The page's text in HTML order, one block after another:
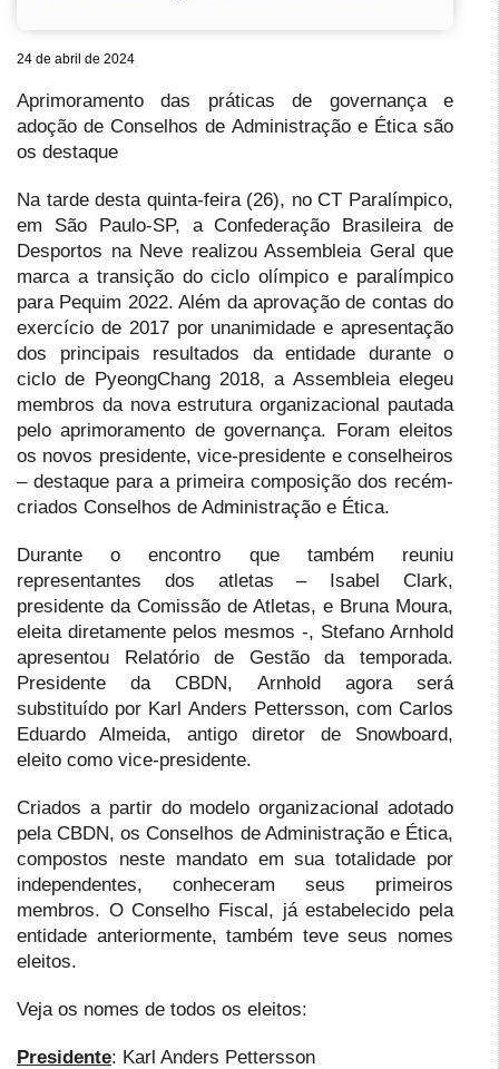
24 de abril de 2024
Aprimoramento das práticas de governança e
adoção de Conselhos de Administração e Ética são
os destaque
Na tarde desta quinta-feira (26), no CT Paralímpico,
em São Paulo-SP, a Confederação Brasileira de
Desportos na Neve realizou Assembleia Geral que
marca a transição do ciclo olímpico e paralímpico
para Pequim 2022. Além da aprovação de contas do
exercício de 2017 por unanimidade e apresentação
dos principais resultados da entidade durante o
ciclo de PyeongChang 2018, a Assembleia elegeu
membros da nova estrutura organizacional pautada
pelo aprimoramento de governança. Foram eleitos
os novos presidente, vice-presidente e conselheiros
– destaque para a primeira composição dos recém-
criados Conselhos de Administração e Ética.
Durante o encontro que também reuniu
representantes dos atletas – Isabel Clark,
presidente da Comissão de Atletas, e Bruna Moura,
eleita diretamente pelos mesmos -, Stefano Arnhold
apresentou Relatório de Gestão da temporada.
Presidente da CBDN, Arnhold agora será
substituído por Karl Anders Pettersson, com Carlos
Eduardo Almeida, antigo diretor de Snowboard,
eleito como vice-presidente.
Criados a partir do modelo organizacional adotado
pela CBDN, os Conselhos de Administração e Ética,
compostos neste mandato em sua totalidade por
independentes, conheceram seus primeiros
membros. O Conselho Fiscal, já estabelecido pela
entidade anteriormente, também teve seus nomes
eleitos.
Veja os nomes de todos os eleitos:
Presidente: Karl Anders Pettersson